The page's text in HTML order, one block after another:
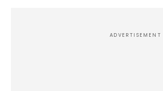
ADVERTISEMENT